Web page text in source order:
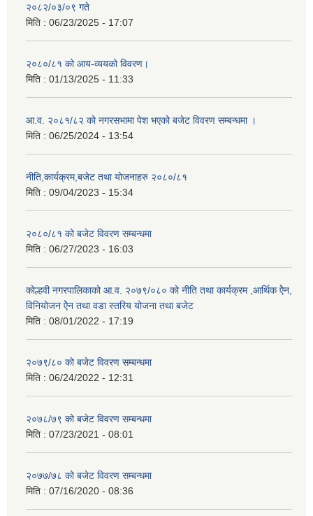
२०८२/०३/०९ गते
मिति : 06/23/2025 - 17:07
२०८०/८१ को आय-व्ययको विवरण।
मिति : 01/13/2025 - 11:33
आ.व. २०८१/८२ को नगरसभामा पेश भएको बजेट विवरण सम्बन्धमा ।
मिति : 06/25/2024 - 13:54
नीति,कार्यक्रम,बजेट तथा योजनाहरु २०८०/८१
मिति : 09/04/2023 - 15:34
२०८०/८१ को बजेट विवरण सम्बन्धमा
मिति : 06/27/2023 - 16:03
कोल्हवी नगरपालिकाको आ.व. २०७९/०८० को नीति तथा कार्यक्रम ,आर्थिक ऐेन,
विनियोजन ऐेन तथा वडा स्तरिय योजना तथा बजेट
मिति : 08/01/2022 - 17:19
२०७९/८० को बजेट विवरण सम्बन्धमा
मिति : 06/24/2022 - 12:31
२०७८/७९ को बजेट विवरण सम्बन्धमा
मिति : 07/23/2021 - 08:01
२०७७/७८ को बजेट विवरण सम्बन्धमा
मिति : 07/16/2020 - 08:36